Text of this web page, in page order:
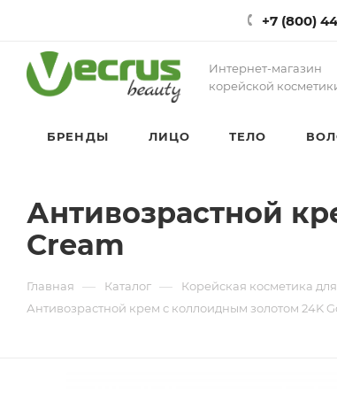
+7 (800)
Интернет-магазин
корейской
БРЕНДЫ ЛИЦО ТЕЛО
Антивозрастной
Cream
Главная — Каталог — Корейская косметика
Антивозрастной крем с коллоидным золотом 24K